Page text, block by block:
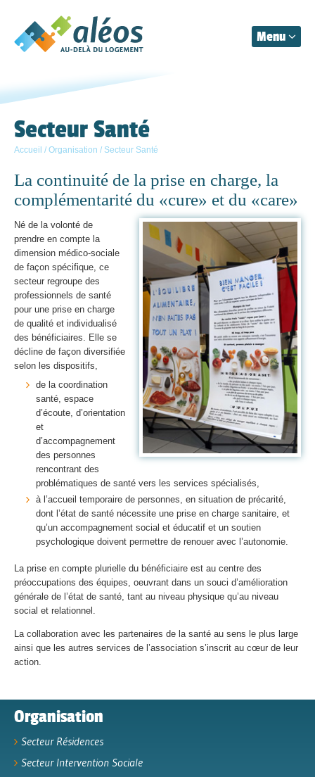
Menu
Aléos
Organisation
Prestations
Actualités
Contact
Secteur Santé
Accueil / Organisation / Secteur Santé
La continuité de la prise en charge, la
complémentarité du «cure» et du «care»
Né de la volonté de
prendre en compte la
dimension médico-sociale
de façon spécifique, ce
secteur regroupe des
professionnels de santé
pour une prise en charge
de qualité et individualisé
des bénéficiaires. Elle se
décline de façon diversifiée
selon les dispositifs,
de la coordination
santé, espace
d’écoute, d’orientation
et
d’accompagnement
des personnes
rencontrant des
problématiques de santé vers les services spécialisés,
à l’accueil temporaire de personnes, en situation de précarité,
dont l’état de santé nécessite une prise en charge sanitaire, et
qu’un accompagnement social et éducatif et un soutien
psychologique doivent permettre de renouer avec l’autonomie.
La prise en compte plurielle du bénéficiaire est au centre des
préoccupations des équipes, oeuvrant dans un souci d’amélioration
générale de l’état de santé, tant au niveau physique qu’au niveau
social et relationnel.
La collaboration avec les partenaires de la santé au sens le plus large
ainsi que les autres services de l’association s’inscrit au cœur de leur
action.
Organisation
Secteur Résidences
Secteur Intervention Sociale